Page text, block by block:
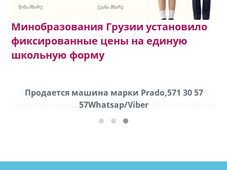
Минобразования Грузии установило
фиксированные цены на единую
школьную форму
Продается машина марки Prado,571 30 57
57Whatsap/Viber